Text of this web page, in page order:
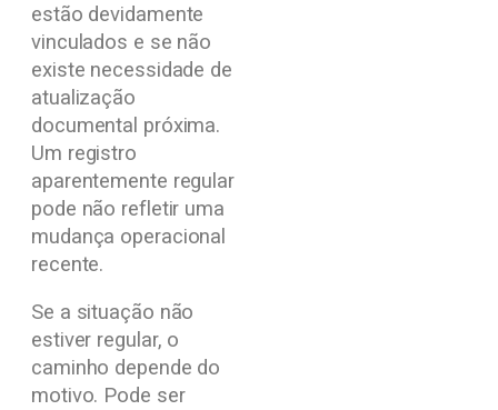
estão devidamente
vinculados e se não
existe necessidade de
atualização
documental próxima.
Um registro
aparentemente regular
pode não refletir uma
mudança operacional
recente.
Se a situação não
estiver regular, o
caminho depende do
motivo. Pode ser